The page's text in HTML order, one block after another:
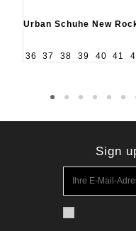
Urban Schuhe New
36 37 38 39 40 41
Sign